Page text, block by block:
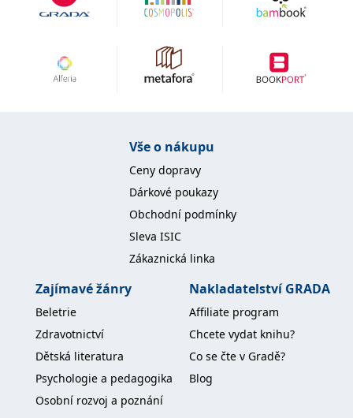
Vše o nákupu
Ceny dopravy
Dárkové poukazy
Obchodní podmínky
Sleva ISIC
Zákaznická linka
Zajímavé žánry
Beletrie
Zdravotnictví
Dětská literatura
Psychologie a pedagogika
Osobní rozvoj a poznání
Nakladatelství GRADA
Affiliate program
Chcete vydat knihu?
Co se čte v Gradě?
Blog